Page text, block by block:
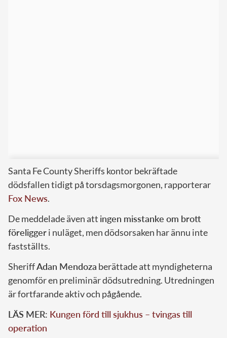
Santa Fe County Sheriffs kontor bekräftade
dödsfallen tidigt på torsdagsmorgonen, rapporterar
Fox News.
De meddelade även att ingen misstanke om brott
föreliggeri nuläget, men dödsorsaken har ännu inte
fastställts.
SheriffAdan Mendoza berättade att myndigheterna
genomför en preliminär dödsutredning. Utredningen
är fortfarande aktiv och pågående.
LÄS MER: Kungen förd till sjukhus – tvingas till
operation